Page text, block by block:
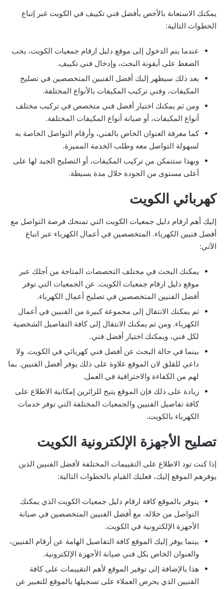
يمكنك الاستعانة بالأخص بأفضل فني تكييف في الكويت غبر إتباع
الخطوات التالية:
عندما يتم الدخول إلى موقع دليل ارقام جمعيات الكويت، يجب
الضغط على أيقونة البحث، وإدخال فني تكييف.
بعد ذلك سيظهر إليك أفضل الفنيين المتخصصين في تصليح
المكيفات، وفني تركيب المكيفات بالأنواع المختلفة.
ومن ثم يمكنك اختيار أفضل فني متخصص في تركيب مختلف
أنواع المكيفات، أو صيانة أنواع المكيفات المختلفة.
كما معرفة العنوان الخاص بالفني، وأرقام التواصل الخاصة به
لسهولة التواصل معه وطلب الخدمة المميزة.
وبهذا ستتمكن من تركيب المكيفات، أو التصليح الجيد لها على
أعلى مستوى من الجودة خلال مدة بسيطة.
كهربائي الكويت
إليك أهم ارقام دليل جمعيات الكويت التي تمنحك فرصة التواصل مع
أفضل فنيين الكهرباء. المتخصصين في أعمال الكهرباء عبر اتباع
الآتي:
يمكنك البحث في مختلف التخصصات المتاحة من أجلك عبر
موقع دليل ارقام جمعيات الكويت. عن الجمعيات التي توفر
أفضل الفنيين المتخصصين في تصليح أعمال الكهرباء.
ثم يمكنك الانتقال إلى مجموعة كبيرة من الفنيين في أعمال
الكهرباء. ومن ثم يمكنك الانتقال إلى كافة التفاصيل الشخصية
لكل فني، ويمكنك اختيار أفضل فني.
بينما في حالة البحث عن أفضل فني كهربائي في الكويت. ولا
داعي للقلق لان الموقع علاوة على ذلك يوفر أفضل الفنيين. بما
لهم من الكفاءة والاحترافية في العمل.
زيادة على ذلك فإن الموقع يتيح للزائرين إمكانية الاطلاع على
كافة تفاصيل الفنيين والجمعيات المختلفة التي توفر خدمات
الكهرباء بالكويت.
تصليح الأجهزة الإلكترونية الكويت
إذا كنت تود الاطلاع على التقييمات المختلفة لأفضل الفنيين الذين
يوفرهم الموقع إليك، فعليك القيام بالخطوات التالية:
يتوفر بالموقع كافة ارقام دليل جمعيات الكويت الذي يمكنك
التواصل من خلاله. مع أفضل الفنيين المتخصصين في صيانة
الأجهزة الإلكترونية في الكويت.
بينما يوفر إليك الموقع كافة التفاصيل الهامة عن أرقام الفنيين،
والعنوان الخاص بكل فني صيانة الأجهزة الإلكترونية.
هذا بالإضافة إلى توفير الموقع لأهم التقييمات على كافة
الفنيين الذي يحرص العملاء على تسجيلها بالموقع للتعبير عن